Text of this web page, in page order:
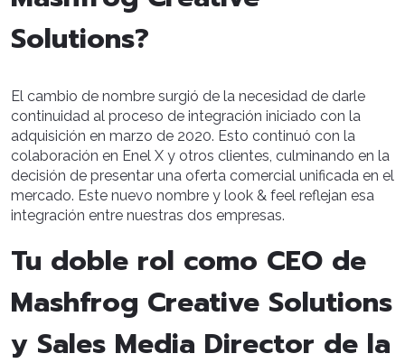
Solutions?
El cambio de nombre surgió de la necesidad de darle
continuidad al proceso de integración iniciado con la
adquisición en marzo de 2020. Esto continuó con la
colaboración en Enel X y otros clientes, culminando en la
decisión de presentar una oferta comercial unificada en el
mercado. Este nuevo nombre y look & feel reflejan esa
integración entre nuestras dos empresas.
Tu doble rol como CEO de
Mashfrog Creative Solutions
y Sales Media Director de la